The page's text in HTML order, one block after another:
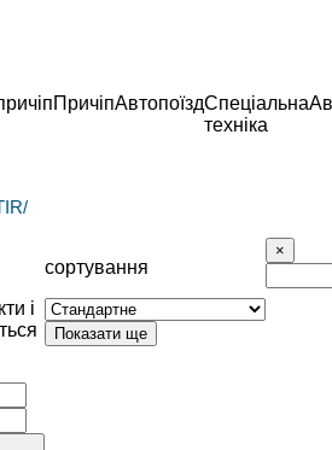
ПричіпАвтопоїздСпеціальна
техніка
і
сортування